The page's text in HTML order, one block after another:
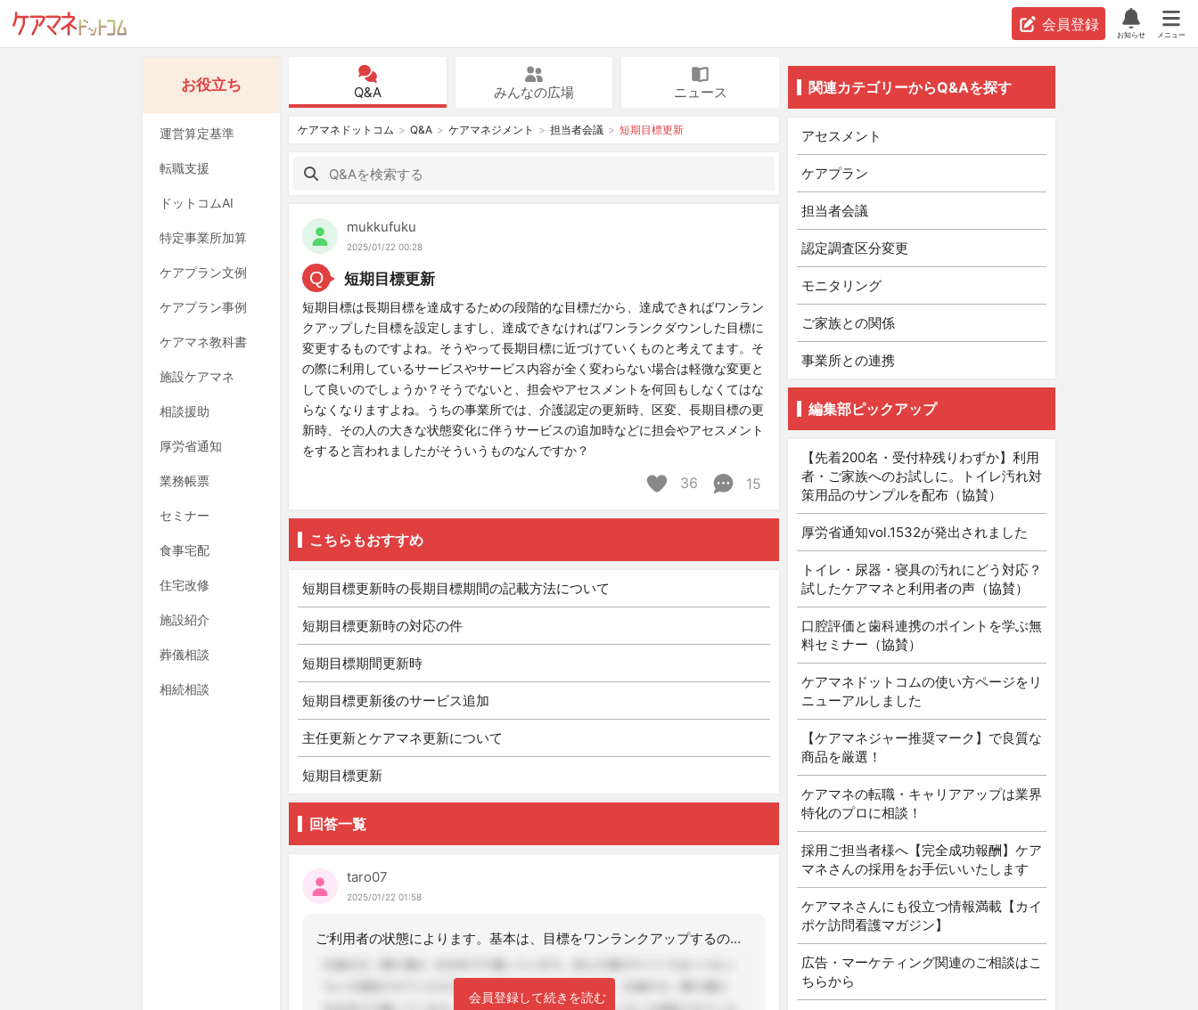
会員登録
お知らせ メニュー
お役立ち
運営算定基準
転職支援
ドットコムAI
特定事業所加算
ケアプラン文例
ケアプラン事例
ケアマネ教科書
施設ケアマネ
相談援助
厚労省通知
業務帳票
セミナー
食事宅配
住宅改修
施設紹介
葬儀相談
相続相談
Q&A みんなの広場 ニュース
ケアマネドットコム Q&A ケアマネジメント 担当者会議 短期目標更新
mukkufuku
2025/01/22 00:28
Q 短期目標更新
短期目標は長期目標を達成するための段階的な目標だから、達成できればワンラン
クアップした目標を設定しますし、達成できなければワンランクダウンした目標に
変更するものですよね。そうやって長期目標に近づけていくものと考えてます。そ
の際に利用しているサービスやサービス内容が全く変わらない場合は軽微な変更と
して良いのでしょうか？そうでないと、担会やアセスメントを何回もしなくてはな
らなくなりますよね。うちの事業所では、介護認定の更新時、区変、長期目標の更
新時、その人の大きな状態変化に伴うサービスの追加時などに担会やアセスメント
をすると言われましたがそういうものなんですか？
36 15
こちらもおすすめ
短期目標更新時の長期目標期間の記載方法について
短期目標更新時の対応の件
短期目標期間更新時
短期目標更新後のサービス追加
主任更新とケアマネ更新について
短期目標更新
回答一覧
taro07
2025/01/22 01:58
ご利用者の状態によります。基本は、目標をワンランクアップするのに、サービス内容が
会員登録して続きを読む
関連カテゴリーからQ&Aを探す
アセスメント
ケアプラン
担当者会議
認定調査区分変更
モニタリング
ご家族との関係
事業所との連携
編集部ピックアップ
【先着200名・受付枠残りわずか】利用
者・ご家族へのお試しに。トイレ汚れ対
策用品のサンプルを配布（協賛）
厚労省通知vol.1532が発出されました
トイレ・尿器・寝具の汚れにどう対応？
試したケアマネと利用者の声（協賛）
口腔評価と歯科連携のポイントを学ぶ無
料セミナー（協賛）
ケアマネドットコムの使い方ページをリ
ニューアルしました
【ケアマネジャー推奨マーク】で良質な
商品を厳選！
ケアマネの転職・キャリアアップは業界
特化のプロに相談！
採用ご担当者様へ【完全成功報酬】ケア
マネさんの採用をお手伝いいたします
ケアマネさんにも役立つ情報満載【カイ
ポケ訪問看護マガジン】
広告・マーケティング関連のご相談はこ
ちらから